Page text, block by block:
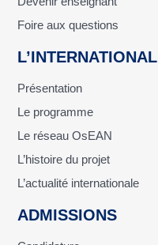
Foire aux questions
L’INTERNATIONAL
Présentation
Le programme
Le réseau OsEAN
L’histoire du projet
L’actualité internationale
ADMISSIONS